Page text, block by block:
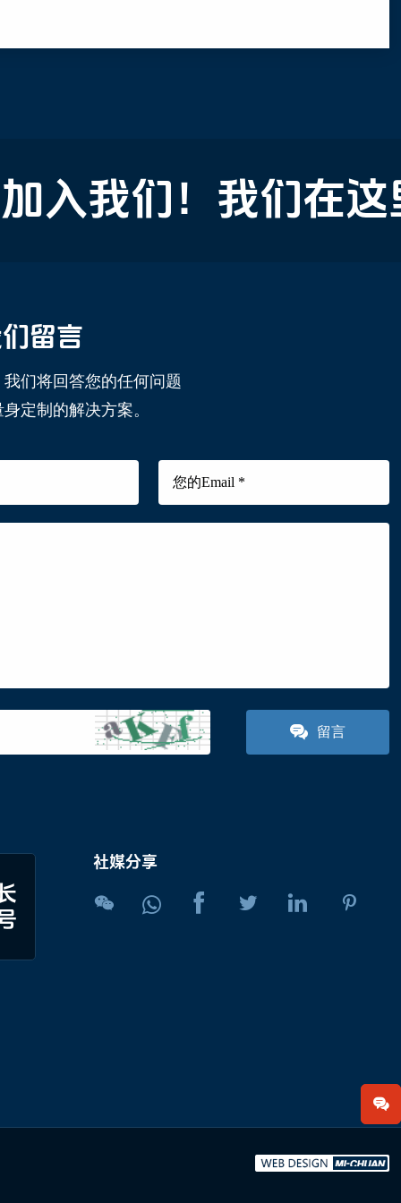
我们！我们在这
留言
们将回答您的任何问题
定制的解决方案。
留言
社媒分享
    